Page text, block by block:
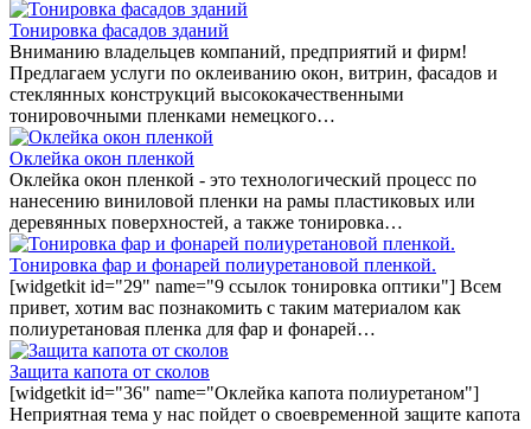
Тонировка фасадов зданий
Вниманию владельцев компаний, предприятий и фирм!
Предлагаем услуги по оклеиванию окон, витрин, фасадов и
стеклянных конструкций высококачественными
тонировочными пленками немецкого…
Оклейка окон пленкой
Оклейка окон пленкой - это технологический процесс по
нанесению виниловой пленки на рамы пластиковых или
деревянных поверхностей, а также тонировка…
Тонировка фар и фонарей полиуретановой пленкой.
[widgetkit id="29" name="9 ссылок тонировка оптики"] Всем
привет, хотим вас познакомить с таким материалом как
полиуретановая пленка для фар и фонарей…
Защита капота от сколов
[widgetkit id="36" name="Оклейка капота полиуретаном"]
Неприятная тема у нас пойдет о своевременной защите капота